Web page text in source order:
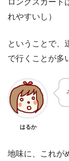
れやすいし）
ということで、
で行くことが多
はるか
地味に、これが